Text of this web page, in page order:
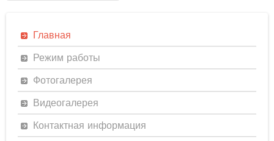
Главная
Режим работы
Фотогалерея
Видеогалерея
Контактная информация